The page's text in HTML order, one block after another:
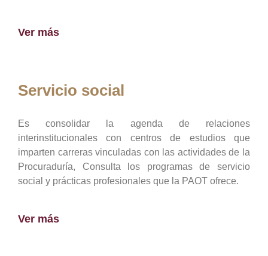
Ver más
Servicio social
Es consolidar la agenda de relaciones
interinstitucionales con centros de estudios que
imparten carreras vinculadas con las actividades de la
Procuraduría, Consulta los programas de servicio
social y prácticas profesionales que la PAOT ofrece.
Ver más